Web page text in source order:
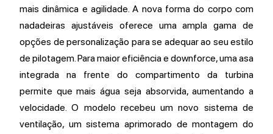
mais dinâmica e agilidade. A nova forma do corpo com
nadadeiras ajustáveis ​​oferece uma ampla gama de
opções de personalização para se adequar ao seu estilo
de pilotagem. Para maior eficiência e downforce, uma asa
integrada na frente do compartimento da turbina
permite que mais água seja absorvida, aumentando a
velocidade. O modelo recebeu um novo sistema de
ventilação, um sistema aprimorado de montagem do